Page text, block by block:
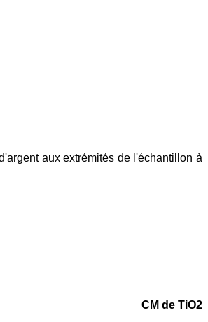
aux extrémités de l'échantillon à
CM de TiO2